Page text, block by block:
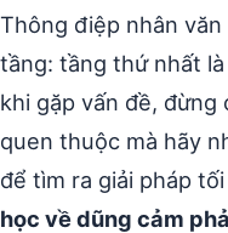
Thông điệp nhân
tầng: tầng thứ nhất là
khi gặp vấn đề,
quen thuộc mà hãy
để tìm ra giải pháp
học về dũng cảm